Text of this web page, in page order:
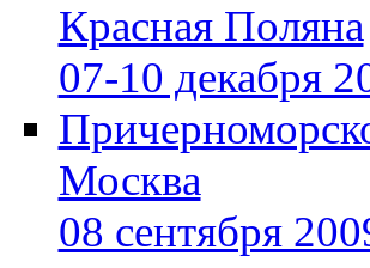
Красная Поляна
07-10 декабря
Москва
08 сентября